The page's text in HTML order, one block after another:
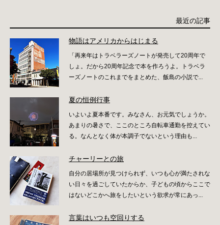
最近の記事
物語はアメリカからはじまる
「再来年はトラベラーズノートが発売して20周年で
しょ。だから20周年記念で本を作ろうよ。トラベラ
ーズノートのこれまでをまとめた、飯島の小説で...
夏の恒例行事
いよいよ夏本番です。みなさん、お元気でしょうか。
あまりの暑さで、ここのところ自転車通勤を控えてい
る。なんとなく体が本調子でないという理由も...
チャーリーとの旅
自分の居場所が見つけられず、いつも心が満たされな
い日々を過ごしていたからか、子どもの頃からここで
はないどこかへ旅をしたいという欲求が常にあっ...
言葉はいつも空回りする